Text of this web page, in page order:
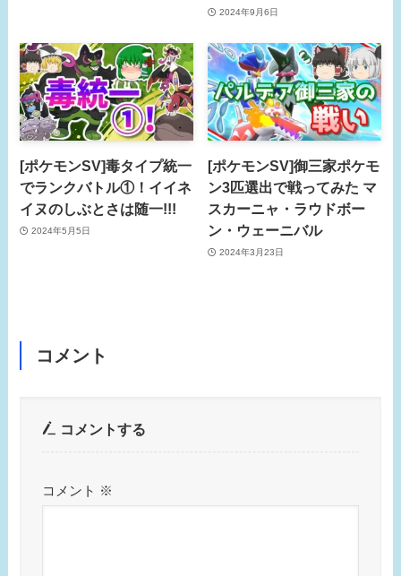
2024年9月6日
[ポケモンSV]毒タイプ統一
でランクバトル①！イイネ
イヌのしぶとさは随一!!!
2024年5月5日
[ポケモンSV]御三家ポケモ
ン3匹選出で戦ってみた マ
スカーニャ・ラウドボー
ン・ウェーニバル
2024年3月23日
コメント
コメントする
コメント ※